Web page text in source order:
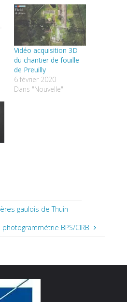
Vidéo acquisition 3D
du chantier de fouille
de Preuilly
6 février 2020
Dans "Nouvelle"
gaulois de Thuin
BPS/CIRB